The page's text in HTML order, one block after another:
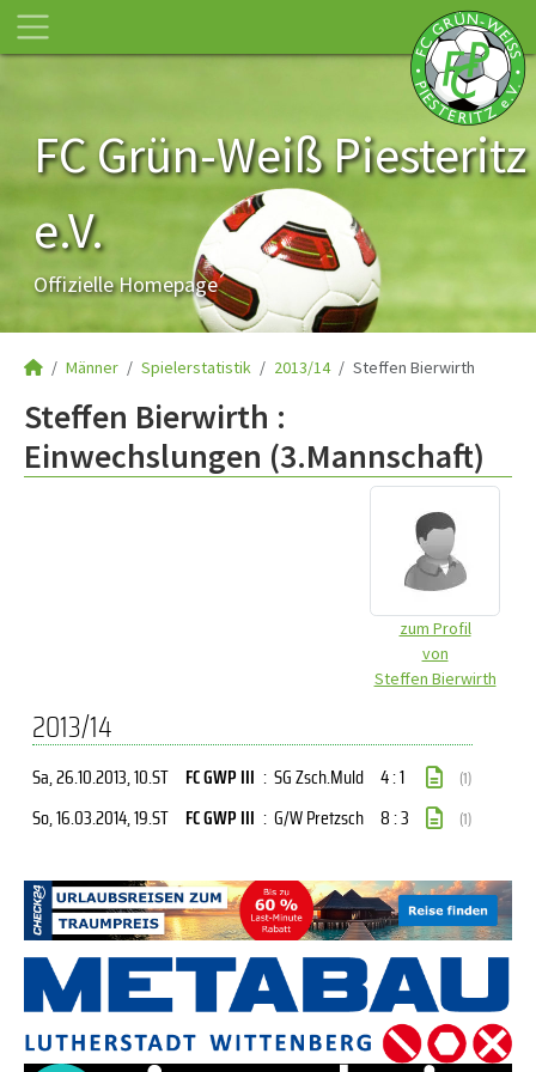
FC Grün-Weiß Piesteritz
e.V.
Offizielle Homepage
Männer Spielerstatistik 2013/14 Steffen Bierwirth
Steffen Bierwirth :
Einwechslungen (3.Mannschaft)
zum Profil
von
Steffen Bierwirth
2013/14
Sa, 26.10.2013, 10.ST FC GWP III : SG Zsch.Muld 4 : 1 (1)
So, 16.03.2014, 19.ST FC GWP III : G/W Pretzsch 8 : 3 (1)